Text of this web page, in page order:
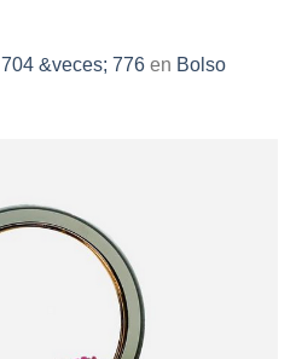
704 &veces; 776 en Bolso